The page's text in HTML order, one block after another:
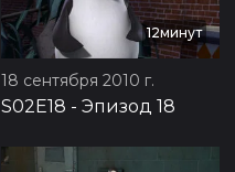
12минут
18 сентября 2010 г.
S02E18 - Эпизод 18